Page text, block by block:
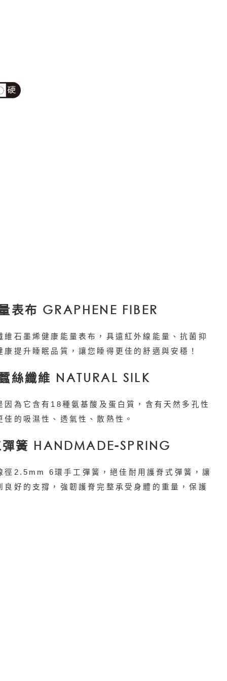
表布 GRAPHENE FIBER
維石墨烯健康能量表布，具遠紅外線能量、抗菌抑
提升睡眠品質，讓您睡得更佳的舒適與安穩！
絲纖維 NATURAL SILK
因為它含有18種氨基酸及蛋白質，含有天然多孔性
的吸濕性、透氣性、散熱性。
簧 HANDMADE-SPRING
徑2.5mm 6環手工彈簧，絕佳耐用護脊式彈簧，讓
良好的支撐，強韌護脊完整承受身體的重量，保護